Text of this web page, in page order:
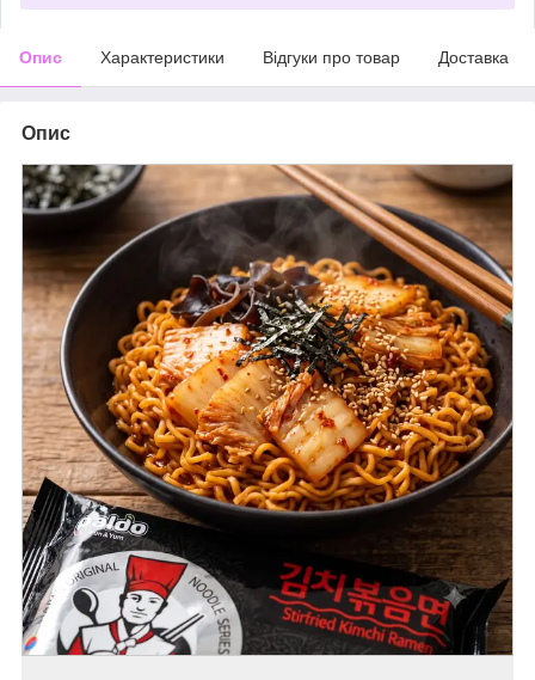
Опис Характеристики Відгуки про товар Доставка
Опис